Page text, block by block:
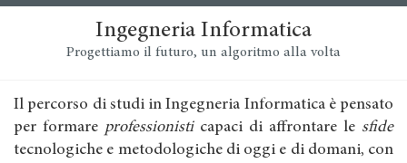
Ingegneria Informatica
Progettiamo il futuro, un algoritmo alla volta
Il percorso di studi in Ingegneria Informatica è pensato
per formare professionisticapaci di affrontare le sfide
tecnologiche e metodologiche di oggi e di domani, con